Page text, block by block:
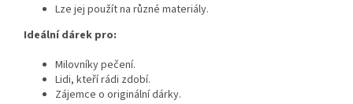
Lze jej použít na různé materiály.
Ideální dárek pro:
Milovníky pečení.
Lidi, kteří rádi zdobí.
Zájemce o originální dárky.